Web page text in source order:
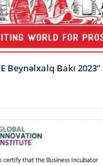
Beynəlxalq Bakı